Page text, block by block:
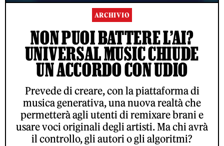
ARCHIVIO
NON PUOI BATTERE L’AI?
UNIVERSAL MUSIC CHIUDE
UN ACCORDO CON UDIO
Prevede di creare, con la piattaforma di
musica generativa, una nuova realtà che
permetterà agli utenti di remixare brani e
usare voci originali degli artisti. Ma chi avrà
il controllo, gli autori o gli algoritmi?